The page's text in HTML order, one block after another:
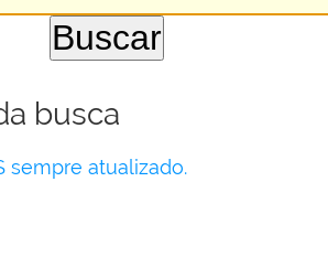
busca
sempre atualizado.